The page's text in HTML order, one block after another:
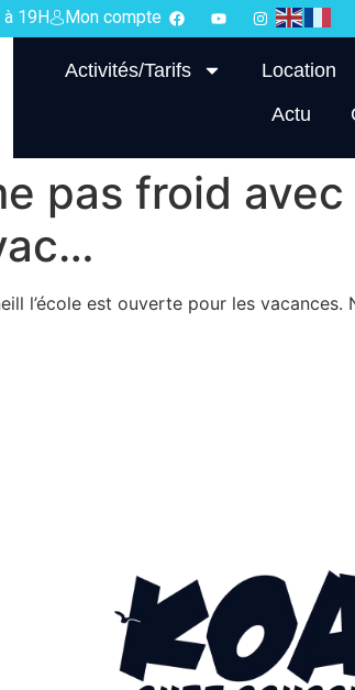
à 19H Mon compte
Activités/Tarifs Location
Actu
pas froid
l’école est ouverte pour les vacances.